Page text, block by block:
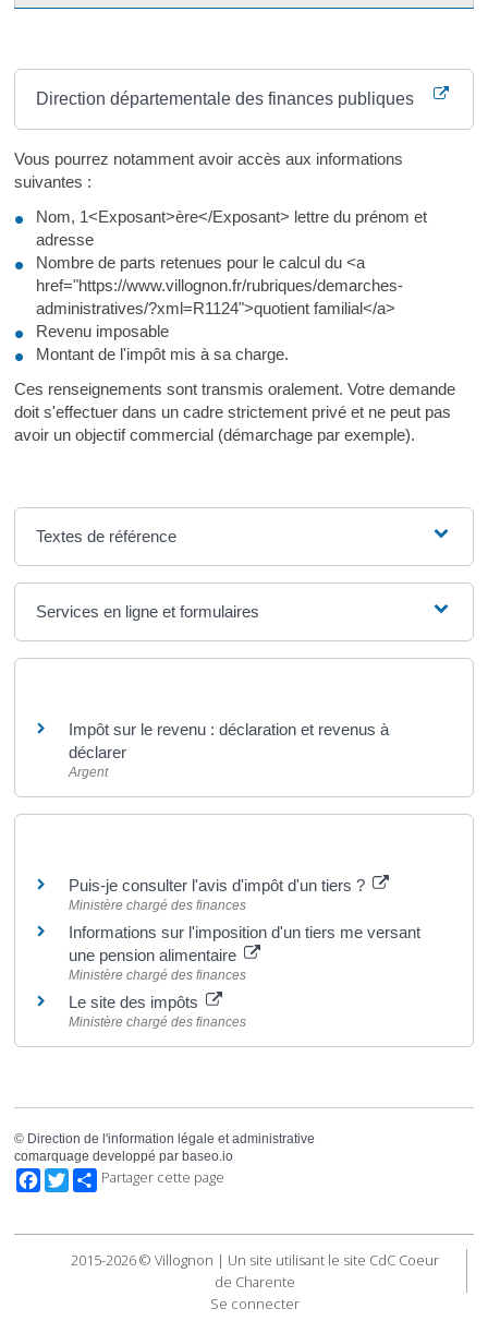
Direction départementale des finances publiques
Vous pourrez notamment avoir accès aux informations
suivantes :
Nom, 1<Exposant>ère</Exposant> lettre du prénom et
adresse
Nombre de parts retenues pour le calcul du <a
href="https://www.villognon.fr/rubriques/demarches-
administratives/?xml=R1124">quotient familial</a>
Revenu imposable
Montant de l'impôt mis à sa charge.
Ces renseignements sont transmis oralement. Votre demande
doit s'effectuer dans un cadre strictement privé et ne peut pas
avoir un objectif commercial (démarchage par exemple).
Textes de référence
Services en ligne et formulaires
Impôt sur le revenu : déclaration et revenus à
déclarer
Argent
Puis-je consulter l'avis d'impôt d'un tiers ?
Ministère chargé des finances
Informations sur l'imposition d'un tiers me versant
une pension alimentaire
Ministère chargé des finances
Le site des impôts
Ministère chargé des finances
© Direction de l'information légale et administrative
comarquage developpé par baseo.io
Facebook
TwitterPartager cette page
2015-2026 © Villognon | Un site utilisant le site CdC Coeur
de Charente
Se connecter